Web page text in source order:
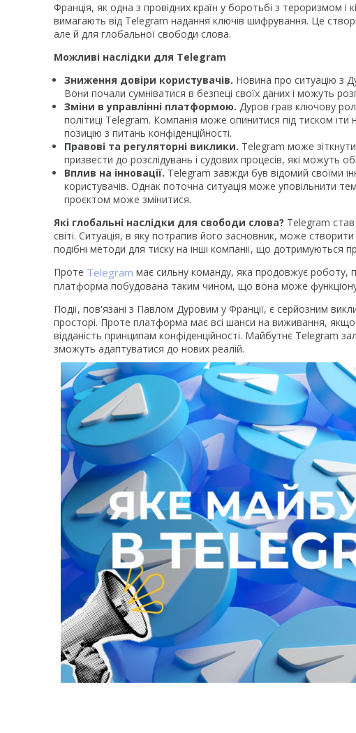
Франція, як одна з провідних країн у боротьбі з тероризмом і
вимагають від Telegram надання ключів шифрування. Це
але й для глобальної свободи слова.
Можливі наслідки для Telegram
Зниження довіри користувачів. Новина про ситуацію з
Вони почали сумніватися в безпеці своїх даних і можуть
Зміни в управлінні платформою. Дуров грав ключову
політиці Telegram. Компанія може опинитися під тиском
позицію з питань конфіденційності.
Правові та регуляторні виклики. Telegram може
призвести до розслідувань і судових процесів, які можуть
Вплив на інновації. Telegram завжди був відомий своїми
користувачів. Однак поточна ситуація може уповільнити
проєктом може змінитися.
Які глобальні наслідки для свободи слова? Telegram
світі. Ситуація, в яку потрапив його засновник, може
подібні методи для тиску на інші компанії, що дотримуються
Проте Telegram має сильну команду, яка продовжує роботу,
платформа побудована таким чином, що вона може
Події, пов'язані з Павлом Дуровим у Франції, є серйозним
просторі. Проте платформа має всі шанси на виживання,
відданість принципам конфіденційності. Майбутнє Telegram
зможуть адаптуватися до нових реалій.